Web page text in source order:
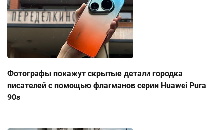
Фотографы покажут скрытые детали городка
писателей с помощью флагманов серии Huawei Pura
90s